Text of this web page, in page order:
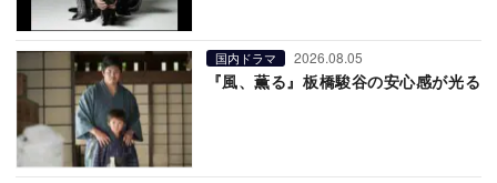
国内ドラマ 2026.08.05
『風、薫る』板橋駿谷の安心感が光る